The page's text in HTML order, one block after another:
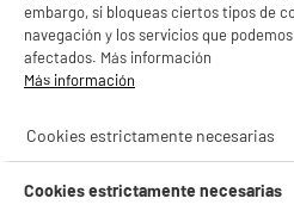
★★★★★
★★★★★
Tipo : Máquina
Alimentación :
Autonomía : 60
29 92
16€92
Rechazar todas
BIENVENIDO
embargo, si bloqueas ciertos tipos de
navegación y los servicios que
afectados. Más información
Más información
Cookies estrictamente necesarias
Cookies estrictamente necesarias